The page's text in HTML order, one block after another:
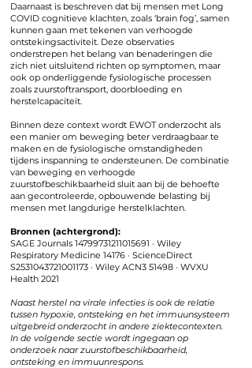
Daarnaast is beschreven dat bij mensen met Long
COVID cognitieve klachten, zoals ‘brain fog’, samen
kunnen gaan met tekenen van verhoogde
ontstekingsactiviteit. Deze observaties
onderstrepen het belang van benaderingen die
zich niet uitsluitend richten op symptomen, maar
ook op onderliggende fysiologische processen
zoals zuurstoftransport, doorbloeding en
herstelcapaciteit.
Binnen deze context wordt EWOT onderzocht als
een manier om beweging beter verdraagbaar te
maken en de fysiologische omstandigheden
tijdens inspanning te ondersteunen. De combinatie
van beweging en verhoogde
zuurstofbeschikbaarheid sluit aan bij de behoefte
aan gecontroleerde, opbouwende belasting bij
mensen met langdurige herstelklachten.
Bronnen (achtergrond):
SAGE Journals 14799731211015691 · Wiley
Respiratory Medicine 14176 · ScienceDirect
S2531043721001173 · Wiley ACN3 51498 · WVXU
Health 2021
Naast herstel na virale infecties is ook de relatie
tussen hypoxie, ontsteking en het immuunsysteem
uitgebreid onderzocht in andere ziektecontexten.
In de volgende sectie wordt ingegaan op
onderzoek naar zuurstofbeschikbaarheid,
ontsteking en immuunrespons.